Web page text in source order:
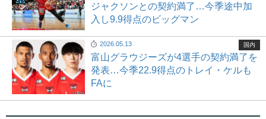
ジャクソンとの契約満了…今季途中加
入し9.9得点のビッグマン
2026.05.13
富山グラウジーズが4選手の契約満了を
発表…今季22.9得点のトレイ・ケルも
FAに
国内